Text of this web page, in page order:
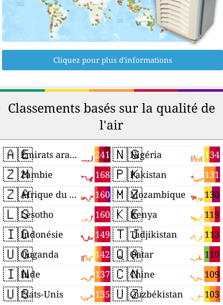
Cliquez pour plus d'informations
Classements basés sur la qualité de
l'air
🇦🇪 241
Émirats arabes unis
🇿🇲 168
Zambie
🇿🇦 160
Afrique du Sud
🇱🇸 160
Lesotho
🇮🇩 149
Indonésie
🇺🇬 142
Ouganda
🇮🇳 137
Inde
🇺🇸 135
États-Unis
🇳🇬 134
Nigéria
🇵🇰 131
Pakistan
🇲🇿 130
Mozambique
🇰🇪 119
Kenya
🇹🇯 113
Tadjikistan
🇶🇦 110
Qatar
🇨🇳 109
Chine
🇺🇿 103
Ouzbékistan